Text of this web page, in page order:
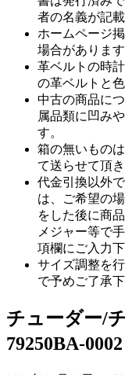
者の名義が記
ホームページ
場合があります
革ベルトの時
の革ベルトと
中古の商品に
属品類に凹み
す。
箱の無いもの
て送らせて頂き
代金引換以外
は、ご希望の
をした後に商
メジャー等で
項欄にご入力下
サイズ調整を
で予めご了承下
チューダー/
79250BA-